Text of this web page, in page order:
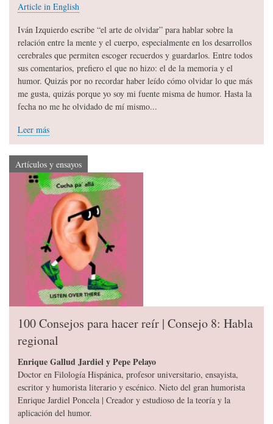
Article in English
Iván Izquierdo escribe “el arte de olvidar” para hablar sobre la
relación entre la mente y el cuerpo, especialmente en los desarrollos
cerebrales que permiten escoger recuerdos y guardarlos. Entre todos
sus comentarios, prefiero el que no hizo: el de la memoria y el
humor. Quizás por no recordar haber leído cómo olvidar lo que más
me gusta, quizás porque yo soy mi fuente misma de humor. Hasta la
fecha no me he olvidado de mí mismo...
Leer más
Artículos y ensayos
100 Consejos para hacer reír | Consejo 8: Habla
regional
Enrique Gallud Jardiel y Pepe Pelayo
Doctor en Filología Hispánica, profesor universitario, ensayista,
escritor y humorista literario y escénico. Nieto del gran humorista
Enrique Jardiel Poncela | Creador y estudioso de la teoría y la
aplicación del humor.